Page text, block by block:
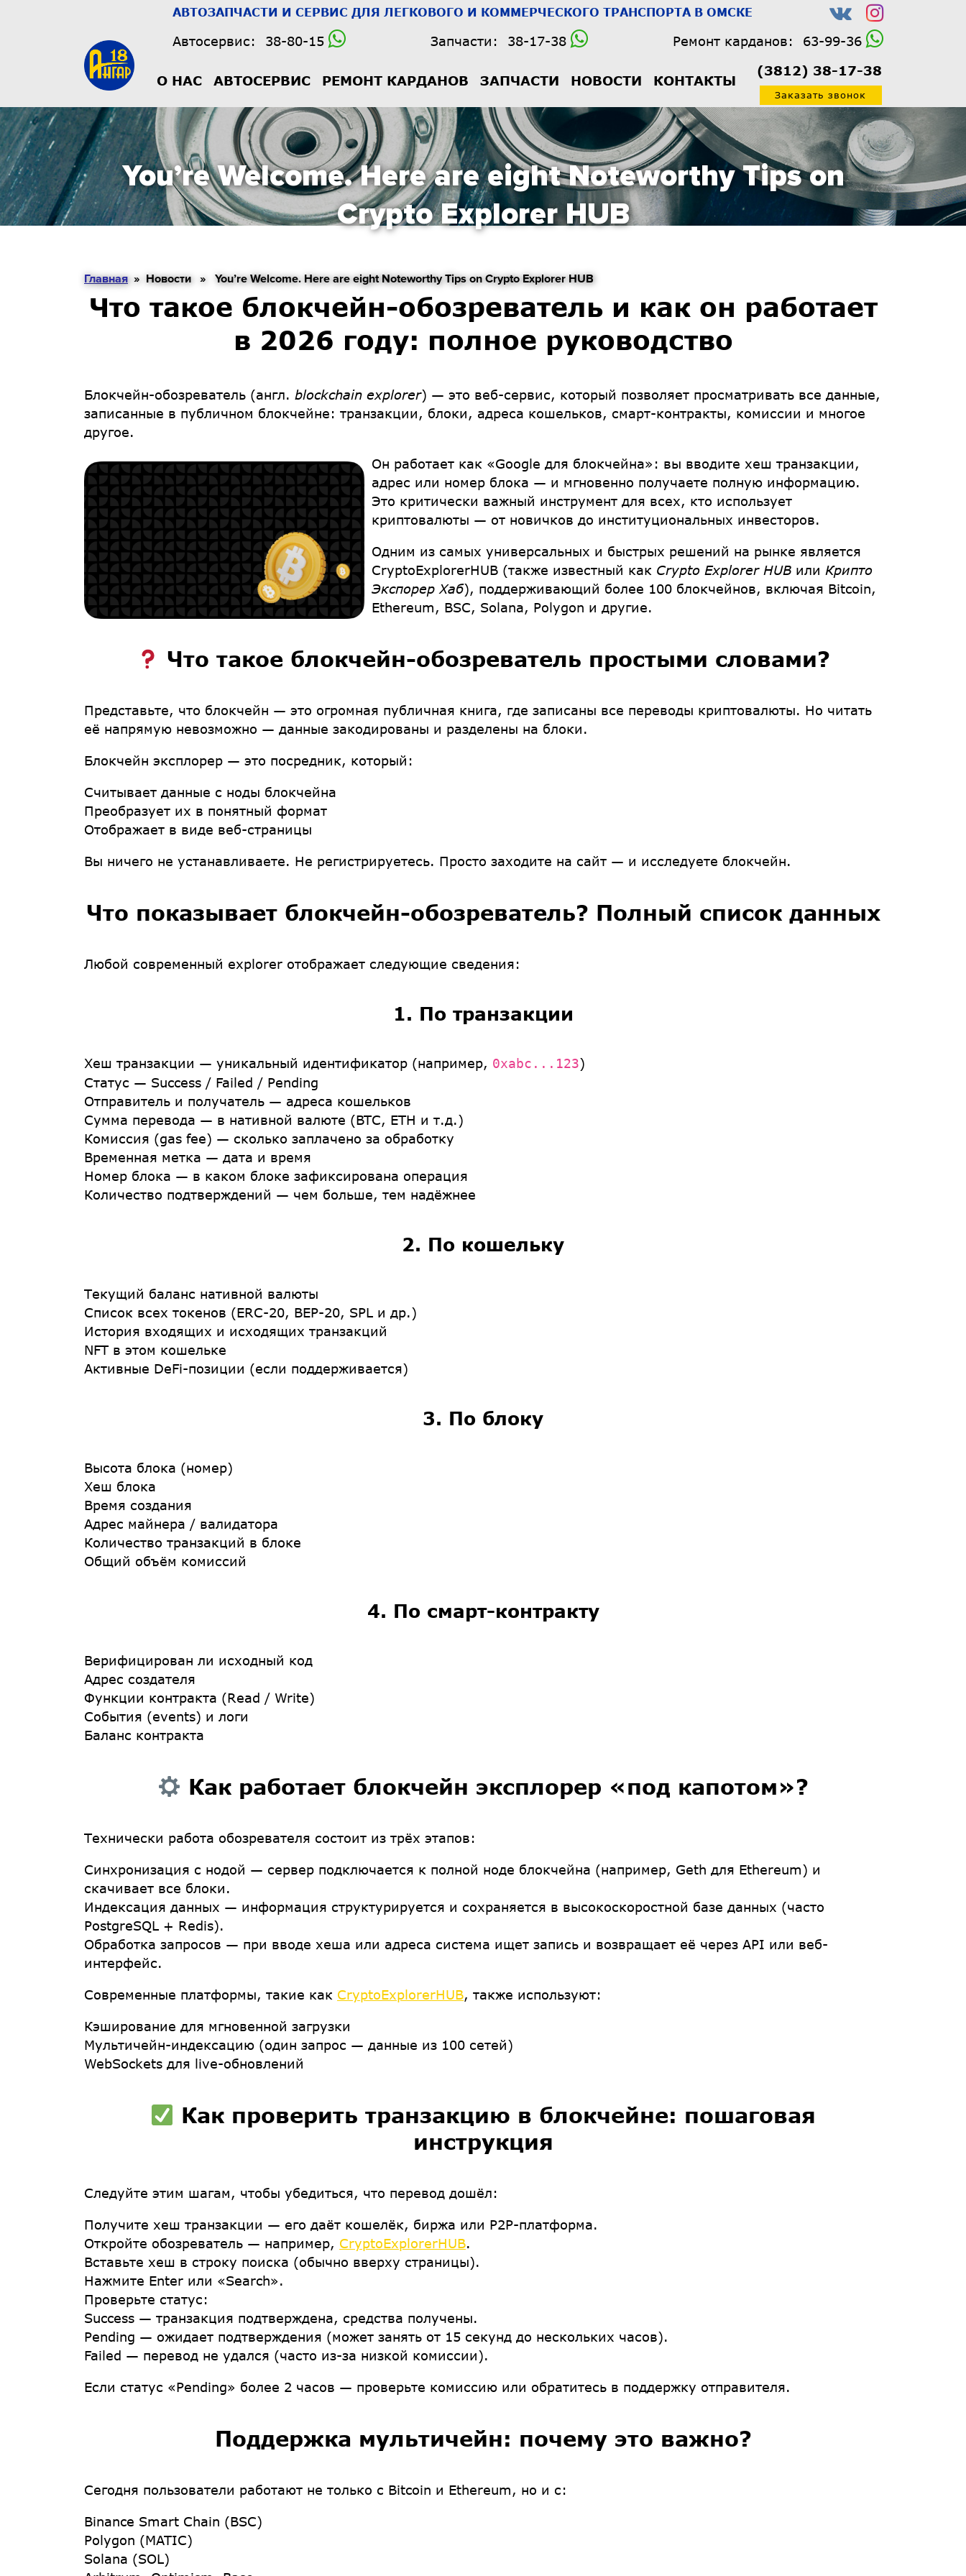
АВТОЗАПЧАСТИ И СЕРВИС ДЛЯ ЛЕГКОВОГО И КОММЕРЧЕСКОГО ТРАНСПОРТА В ОМСКЕ
Автосервис: 38-80-15 Запчасти: 38-17-38 Ремонт карданов: 63-99-36
О НАС АВТОСЕРВИС РЕМОНТ КАРДАНОВ ЗАПЧАСТИ НОВОСТИ КОНТАКТЫ
(3812) 38-17-38
Заказать звонок
You’re Welcome. Here are eight Noteworthy Tips on
Crypto Explorer HUB
Главная» Новости » You’re Welcome. Here are eight Noteworthy Tips on Crypto Explorer HUB
Что такое блокчейн-обозреватель и как он работает
в 2026 году: полное руководство
Блокчейн-обозреватель (англ. blockchain explorer) — это веб-сервис, который позволяет просматривать все данные,
записанные в публичном блокчейне: транзакции, блоки, адреса кошельков, смарт-контракты, комиссии и многое
другое.
Он работает как «Google для блокчейна»: вы вводите хеш транзакции,
адрес или номер блока — и мгновенно получаете полную информацию.
Это критически важный инструмент для всех, кто использует
криптовалюты — от новичков до институциональных инвесторов.
Одним из самых универсальных и быстрых решений на рынке является
CryptoExplorerHUB (также известный как Crypto Explorer HUB или Крипто
Экспорер Хаб), поддерживающий более 100 блокчейнов, включая Bitcoin,
Ethereum, BSC, Solana, Polygon и другие.
Что такое блокчейн-обозреватель простыми словами?
Представьте, что блокчейн — это огромная публичная книга, где записаны все переводы криптовалюты. Но читать
её напрямую невозможно — данные закодированы и разделены на блоки.
Блокчейн эксплорер — это посредник, который:
Считывает данные с ноды блокчейна
Преобразует их в понятный формат
Отображает в виде веб-страницы
Вы ничего не устанавливаете. Не регистрируетесь. Просто заходите на сайт — и исследуете блокчейн.
Что показывает блокчейн-обозреватель? Полный список данных
Любой современный explorer отображает следующие сведения:
1. По транзакции
Хеш транзакции — уникальный идентификатор (например, 0xabc...123)
Статус — Success / Failed / Pending
Отправитель и получатель — адреса кошельков
Сумма перевода — в нативной валюте (BTC, ETH и т.д.)
Комиссия (gas fee) — сколько заплачено за обработку
Временная метка — дата и время
Номер блока — в каком блоке зафиксирована операция
Количество подтверждений — чем больше, тем надёжнее
2. По кошельку
Текущий баланс нативной валюты
Список всех токенов (ERC-20, BEP-20, SPL и др.)
История входящих и исходящих транзакций
NFT в этом кошельке
Активные DeFi-позиции (если поддерживается)
3. По блоку
Высота блока (номер)
Хеш блока
Время создания
Адрес майнера / валидатора
Количество транзакций в блоке
Общий объём комиссий
4. По смарт-контракту
Верифицирован ли исходный код
Адрес создателя
Функции контракта (Read / Write)
События (events) и логи
Баланс контракта
Как работает блокчейн эксплорер «под капотом»?
Технически работа обозревателя состоит из трёх этапов:
Синхронизация с нодой — сервер подключается к полной ноде блокчейна (например, Geth для Ethereum) и
скачивает все блоки.
Индексация данных — информация структурируется и сохраняется в высокоскоростной базе данных (часто
PostgreSQL + Redis).
Обработка запросов — при вводе хеша или адреса система ищет запись и возвращает её через API или веб-
интерфейс.
Современные платформы, такие как CryptoExplorerHUB, также используют:
Кэширование для мгновенной загрузки
Мультичейн-индексацию (один запрос — данные из 100 сетей)
WebSockets для live-обновлений
Как проверить транзакцию в блокчейне: пошаговая
инструкция
Следуйте этим шагам, чтобы убедиться, что перевод дошёл:
Получите хеш транзакции — его даёт кошелёк, биржа или P2P-платформа.
Откройте обозреватель — например, CryptoExplorerHUB.
Вставьте хеш в строку поиска (обычно вверху страницы).
Нажмите Enter или «Search».
Проверьте статус:
Success — транзакция подтверждена, средства получены.
Pending — ожидает подтверждения (может занять от 15 секунд до нескольких часов).
Failed — перевод не удался (часто из-за низкой комиссии).
Если статус «Pending» более 2 часов — проверьте комиссию или обратитесь в поддержку отправителя.
Поддержка мультичейн: почему это важно?
Сегодня пользователи работают не только с Bitcoin и Ethereum, но и с:
Binance Smart Chain (BSC)
Polygon (MATIC)
Solana (SOL)